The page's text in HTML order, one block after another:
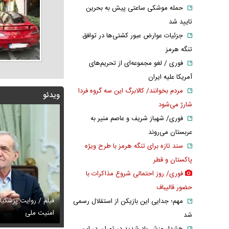
ویدئو
پزشکیان از روز حمله به بیت رهبری
فیلم / روایت
امنیت ملی
/ پیام دردناک ایرج طهماسب واکنش برانگیز شد عکس /
حمله موشکی ساعتی پیش به بحرین
تایید شد
جزئیات عوارض عبور کشتی‌ها در توافق
تنگه هرمز
فوری / لغو مجموعه‌ای از تحریم‌های
آمریکا علیه ایران
مردم بخوانند/ کالابرگ این سه گروه فردا
شارژ می‌شود
فوری/ شهباز شریف و عاصم منیر به
عربستان می‌روند
سند تازه برای تنگه هرمز با طرح ویژه
پاکستان و قطر
فوری/ روز احتمالی شروع مذاکرات با
حضور قالیباف
مهم؛ جدایی این بازیکن از استقلال رسمی
شد